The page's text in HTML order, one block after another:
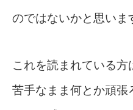
のではないかと思いま
これを読まれている方
苦手なまま何とか頑張